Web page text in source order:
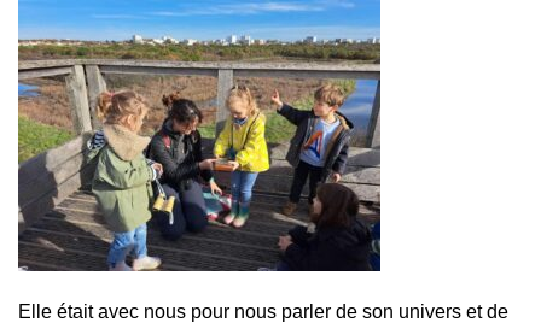
Elle était avec nous pour nous parler de son univers et de